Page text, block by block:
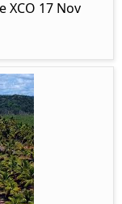
XCO 17 Nov